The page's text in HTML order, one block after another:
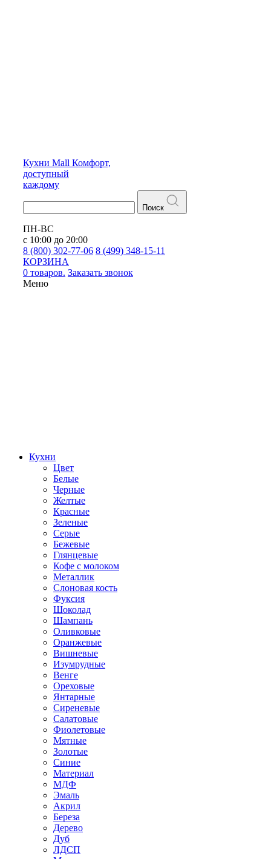
Кухни Mall Комфорт,
доступный
каждому
Поиск
ПН-ВС
с 10:00 до 20:00
8 (800) 302-77-06 8 (499) 348-15-11
КОРЗИНА
0 товаров. Заказать звонок
Меню
Кухни
Цвет
Белые
Черные
Желтые
Красные
Зеленые
Серые
Бежевые
Глянцевые
Кофе с молоком
Металлик
Слоновая кость
Фуксия
Шоколад
Шампань
Оливковые
Оранжевые
Вишневые
Изумрудные
Венге
Ореховые
Янтарные
Сиреневые
Салатовые
Фиолетовые
Мятные
Золотые
Синие
Материал
МДФ
Эмаль
Акрил
Береза
Дерево
Дуб
ЛДСП